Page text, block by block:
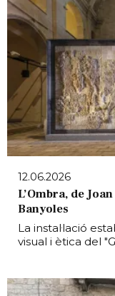
12.06.2026
L’Ombra, de
Banyoles
La instal·lació
visual i ètica del